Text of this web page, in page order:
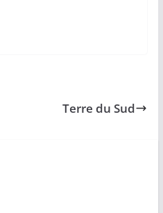
Terre du Sud